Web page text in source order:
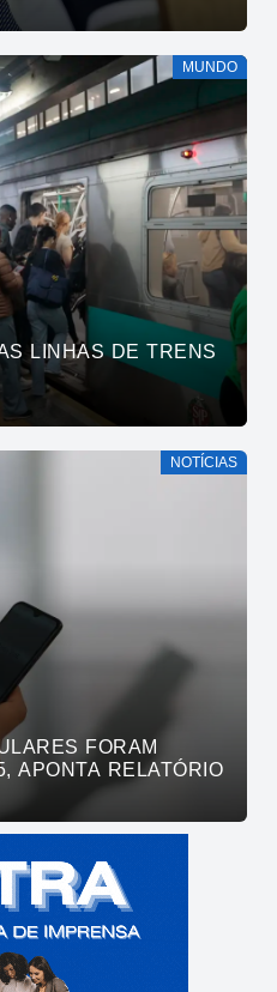
MUNDO
LINHAS DE TRENS
NOTÍCIAS
FORAM
APONTA RELATÓRIO